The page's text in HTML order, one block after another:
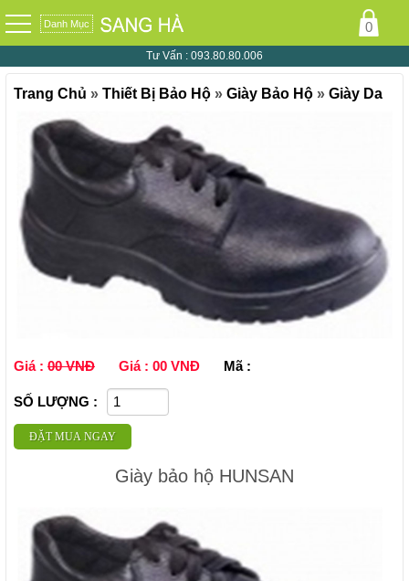
Danh Mục 0
Tư Vấn : 093.80.80.006
Trang Chủ » Thiết Bị Bảo Hộ » Giày Bảo Hộ » Giày Da
Giá : 00 VNĐ Giá : 00 VNĐ Mã :
SỐ LƯỢNG :
ĐẶT MUA NGAY
Giày bảo hộ HUNSAN